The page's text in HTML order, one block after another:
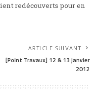
redécouverts pour en
ARTICLE SUIVANT
[Point Travaux] 12 & 13 janvier
2012